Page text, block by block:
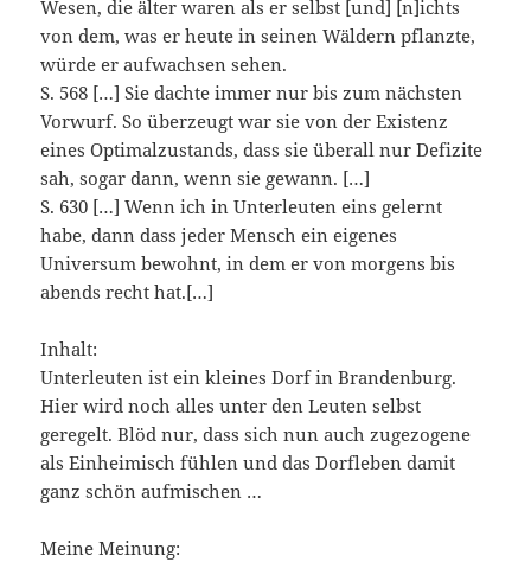
Wesen, die älter waren als er selbst [und] [n]ichts
von dem, was er heute in seinen Wäldern pflanzte,
würde er aufwachsen sehen.
S. 568 […] Sie dachte immer nur bis zum nächsten
Vorwurf. So überzeugt war sie von der Existenz
eines Optimalzustands, dass sie überall nur Defizite
sah, sogar dann, wenn sie gewann. […]
S. 630 […] Wenn ich in Unterleuten eins gelernt
habe, dann dass jeder Mensch ein eigenes
Universum bewohnt, in dem er von morgens bis
abends recht hat.[…]
Inhalt:
Unterleuten ist ein kleines Dorf in Brandenburg.
Hier wird noch alles unter den Leuten selbst
geregelt. Blöd nur, dass sich nun auch zugezogene
als Einheimisch fühlen und das Dorfleben damit
ganz schön aufmischen …
Meine Meinung: